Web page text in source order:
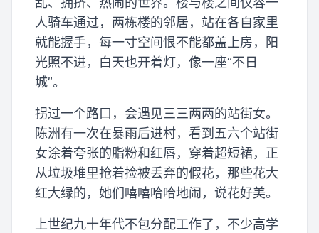
人骑车通过，两栋楼的邻居，站在各自家里
就能握手，每一寸空间恨不能都盖上房，阳
光照不进，白天也开着灯，像一座“不日
城”。
拐过一个路口，会遇见三三两两的站街女。
陈洲有一次在暴雨后进村，看到五六个站街
女涂着夸张的脂粉和红唇，穿着超短裙，正
从垃圾堆里抢着捡被丢弃的假花，那些花大
红大绿的，她们嘻嘻哈哈地闹，说花好美。
上世纪九十年代不包分配工作了，不少高学